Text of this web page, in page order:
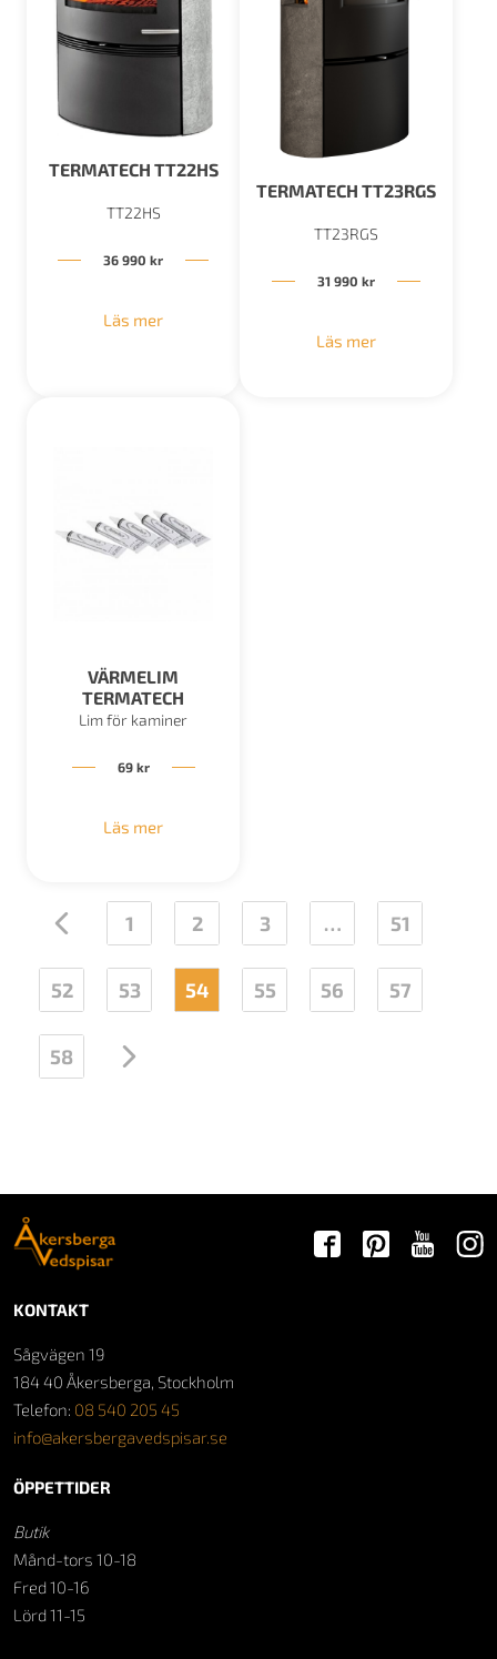
TERMATECH TT22HS
TT22HS
36 990 kr
Läs mer
TERMATECH TT23RGS
TT23RGS
31 990 kr
Läs mer
VÄRMELIM
TERMATECH
Lim för kaminer
69 kr
Läs mer
← 1 2 3 … 51
52 53 54 55 56 57
58 →
KONTAKT
Sågvägen 19
184 40 Åkersberga, Stockholm
Telefon: 08 540 205 45
info@akersbergavedspisar.se
ÖPPETTIDER
Butik
Månd-tors 10-18
Fred 10-16
Lörd 11-15